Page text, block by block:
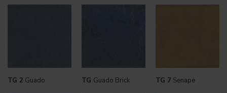
TG 2 Guado TG Guado Brick TG 7Senape